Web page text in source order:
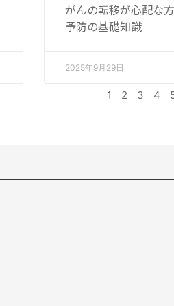
がんの転移が心配な
予防の基礎知識
2025年9月29日
1 2 3 4